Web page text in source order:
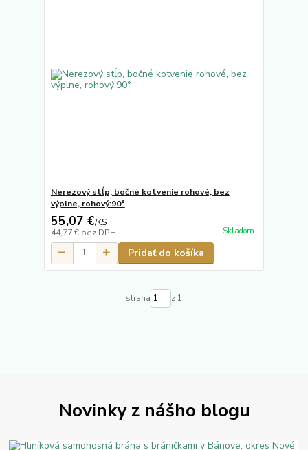
Nerezový stĺp, bočné kotvenie rohové, bez
výplne, rohový:90°
55,07 €/KS
44,77 € bez DPH Skladom
Pridať do košíka
strana z 1
Novinky z nášho blogu